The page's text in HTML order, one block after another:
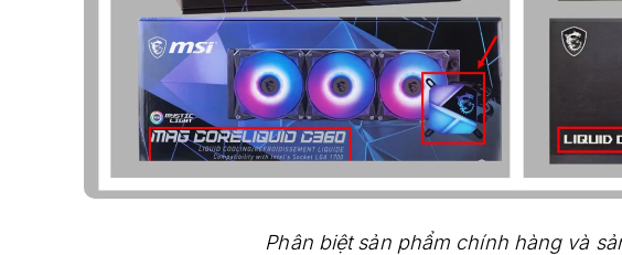
Phân biệt sản phẩm chính hàng và